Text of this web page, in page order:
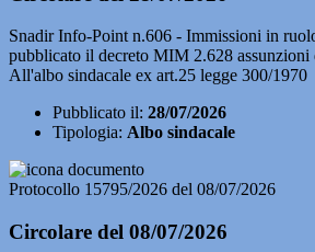
Snadir Info-Point n.606 - Immissioni in
pubblicato il decreto MIM 2.628 assunzioni
All'albo sindacale ex art.25 legge 300/1970
Pubblicato il: 28/07/2026
Tipologia: Albo sindacale
Protocollo 15795/2026 del 08/07/2026
Circolare del 08/07/2026